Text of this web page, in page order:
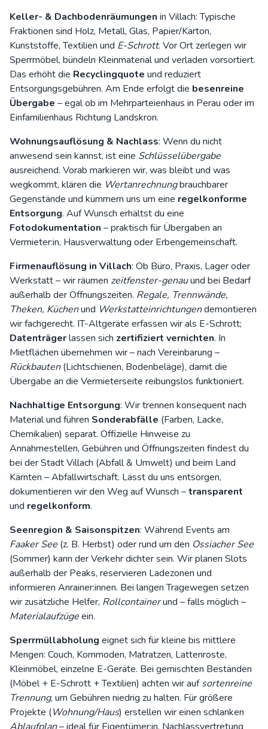
Keller- & Dachbodenräumungen in Villach: Typische
Fraktionen sind Holz, Metall, Glas, Papier/Karton,
Kunststoffe, Textilien und E-Schrott. Vor Ort zerlegen wir
Sperrmöbel, bündeln Kleinmaterial und verladen vorsortiert.
Das erhöht die Recyclingquote und reduziert
Entsorgungsgebühren. Am Ende erfolgt die besenreine
Übergabe – egal ob im Mehrparteienhaus in Perau oder im
Einfamilienhaus Richtung Landskron.
Wohnungsauflösung & Nachlass: Wenn du nicht
anwesend sein kannst, ist eine Schlüsselübergabe
ausreichend. Vorab markieren wir, was bleibt und was
wegkommt, klären die Wertanrechnungbrauchbarer
Gegenstände und kümmern uns um eine regelkonforme
Entsorgung. Auf Wunsch erhältst du eine
Fotodokumentation – praktisch für Übergaben an
Vermieter:in, Hausverwaltung oder Erbengemeinschaft.
Firmenauflösung in Villach: Ob Büro, Praxis, Lager oder
Werkstatt – wir räumen zeitfenster-genauund bei Bedarf
außerhalb der Öffnungszeiten. Regale, Trennwände,
Theken, Küchenund Werkstatteinrichtungendemontieren
wir fachgerecht. IT-Altgeräte erfassen wir als E-Schrott;
Datenträgerlassen sich zertifiziert vernichten. In
Mietflächen übernehmen wir – nach Vereinbarung –
Rückbauten(Lichtschienen, Bodenbeläge), damit die
Übergabe an die Vermieterseite reibungslos funktioniert.
Nachhaltige Entsorgung: Wir trennen konsequent nach
Material und führen Sonderabfälle (Farben, Lacke,
Chemikalien) separat. Offizielle Hinweise zu
Annahmestellen, Gebühren und Öffnungszeiten findest du
bei derStadt Villach (Abfall & Umwelt) und beim Land
Kärnten – Abfallwirtschaft. Lässt du uns entsorgen,
dokumentieren wir den Weg auf Wunsch –transparent
und regelkonform.
Seenregion & Saisonspitzen: Während Events am
Faaker See (z. B. Herbst) oder rund um den Ossiacher See
(Sommer) kann der Verkehr dichter sein. Wir planen Slots
außerhalb der Peaks, reservieren Ladezonen und
informieren Anrainer:innen. Bei langen Tragewegen setzen
wir zusätzliche Helfer, Rollcontainerund – falls möglich –
Materialaufzügeein.
Sperrmüllabholung eignet sich für kleine bis mittlere
Mengen: Couch, Kommoden, Matratzen, Lattenroste,
Kleinmöbel, einzelne E-Geräte. Bei gemischten Beständen
(Möbel + E-Schrott + Textilien) achten wir aufsortenreine
Trennung, um Gebühren niedrig zu halten. Für größere
Projekte (Wohnung/Haus) erstellen wir einen schlanken